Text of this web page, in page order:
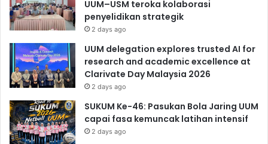
UUM–USM teroka kolaborasi
penyelidikan strategik
2 days ago
UUM delegation explores trusted AI for
research and academic excellence at
Clarivate Day Malaysia 2026
2 days ago
SUKUM Ke-46: Pasukan Bola Jaring UUM
capai fasa kemuncak latihan intensif
2 days ago